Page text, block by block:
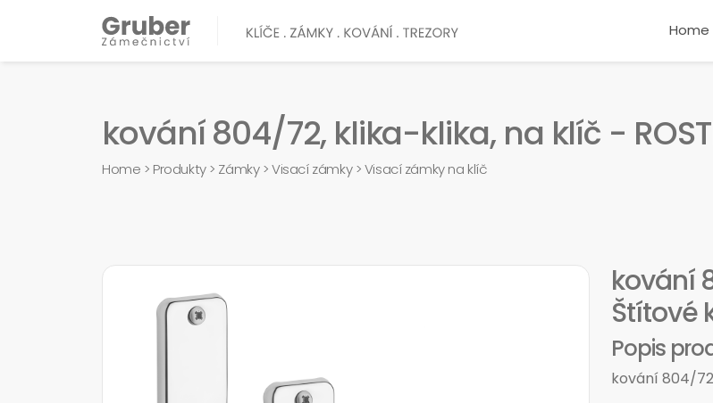
Home
kování 804/72, klika-klika, na klíč -
Home > Produkty> Zámky>Visací zámky>Visací zámky na klíč
kování
Štítové
Popis
kování 804/